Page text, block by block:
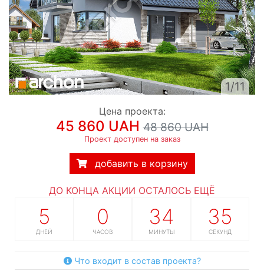
1/11
Цена проекта:
45 860 UAH48 860 UAH
Проект доступен на заказ
добавить в корзину
ДО КОНЦА АКЦИИ ОСТАЛОСЬ ЕЩЁ
5
ДНЕЙ
0
ЧАСОВ
34
МИНУТЫ
34
СЕКУНДЫ
Что входит в состав проекта?